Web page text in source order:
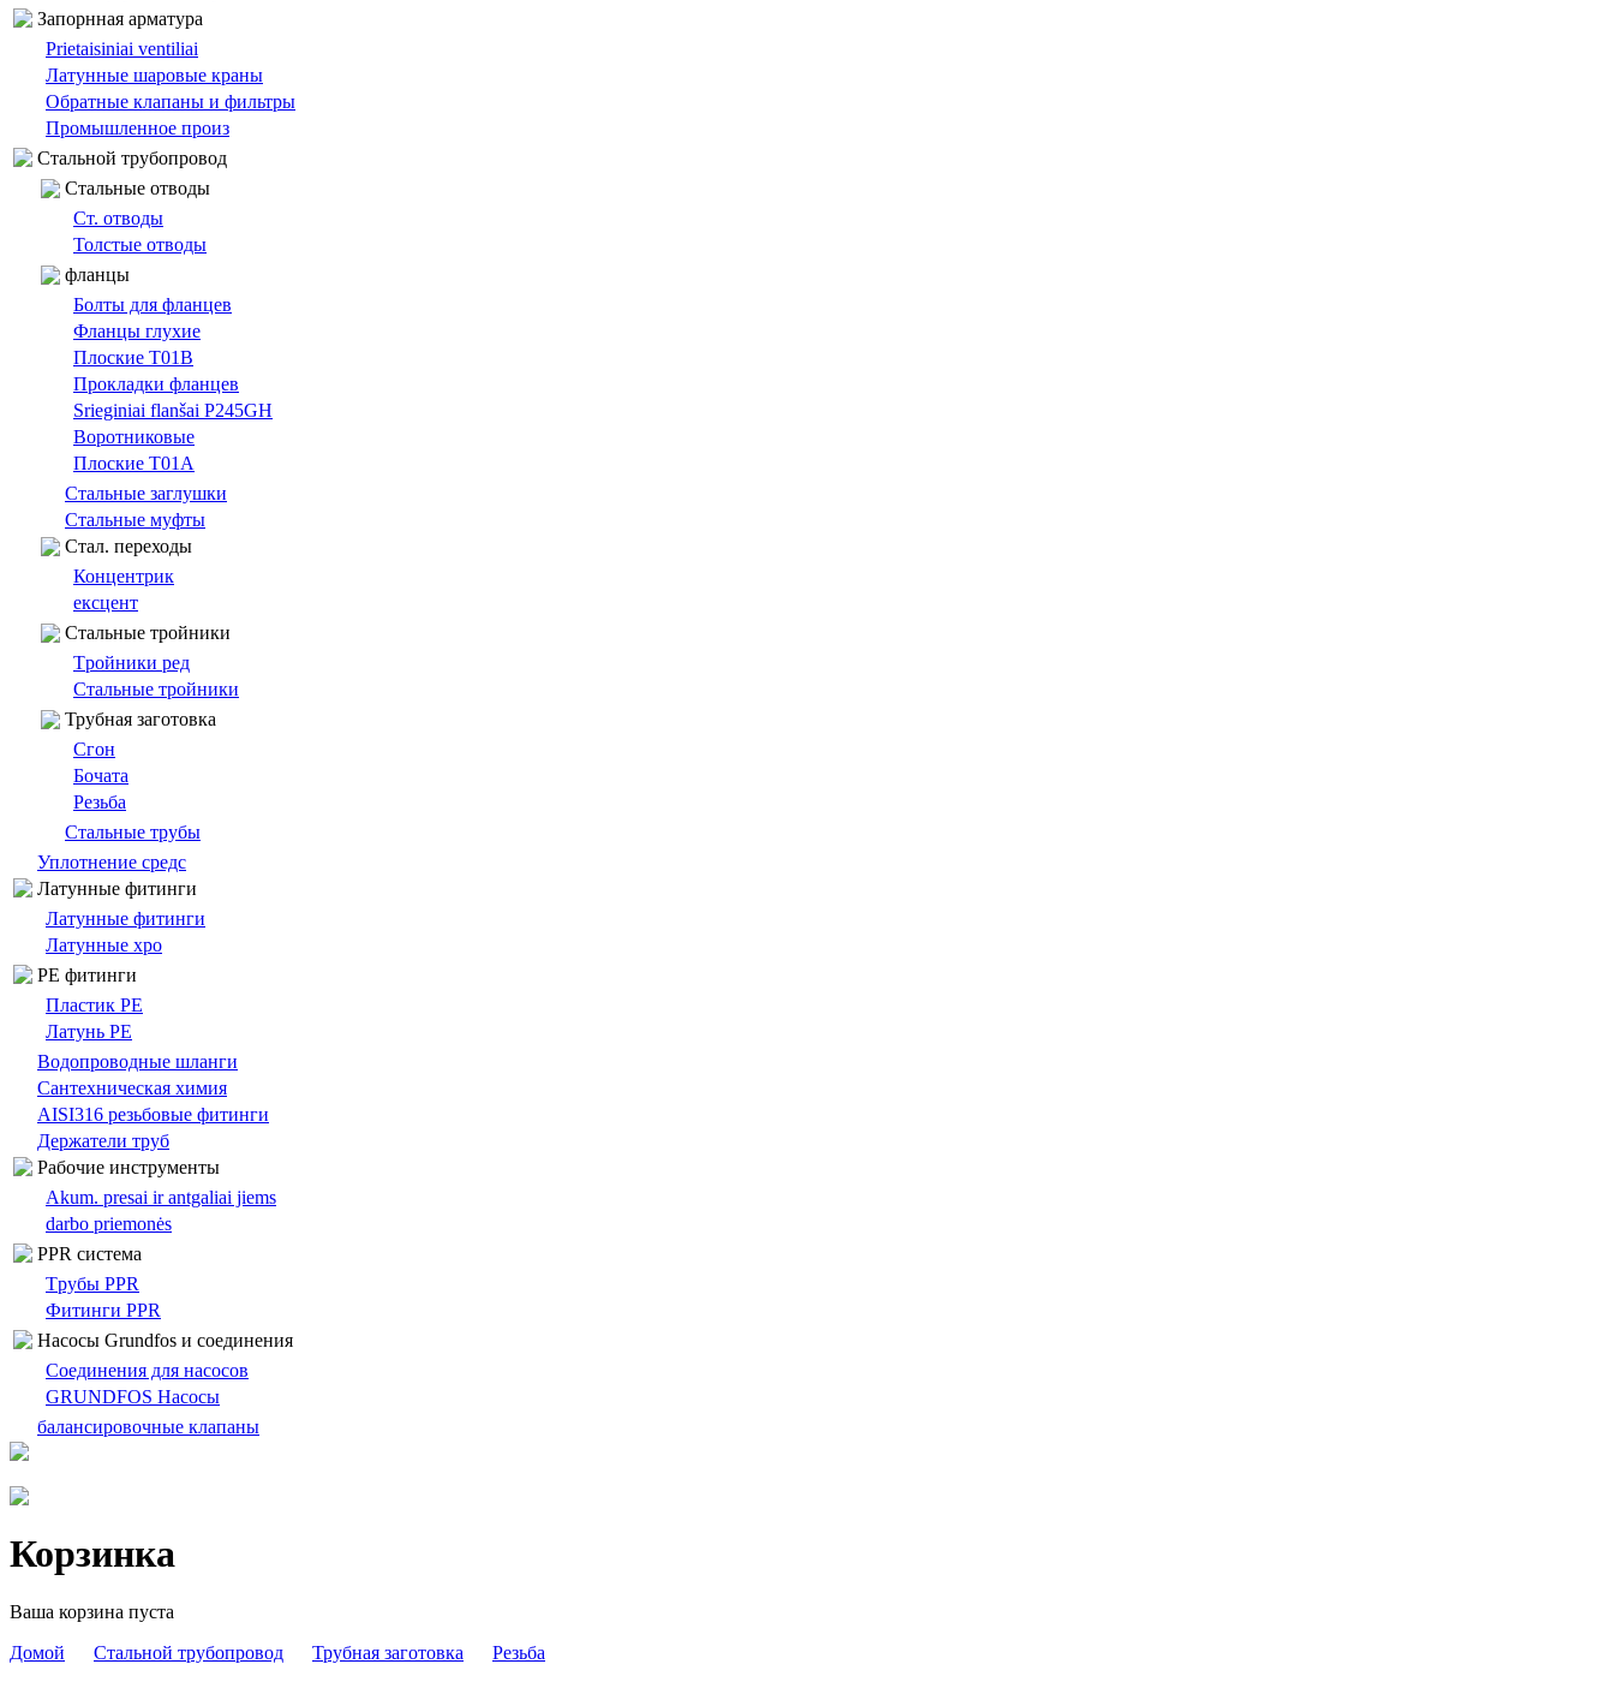
Запорнная арматура
Prietaisiniai ventiliai
Латунные шаровые краны
Обратные клапаны и фильтры
Промышленное произ
Cтальной трубопровод
Cтальные oтводы
Ст. отводы
Толстые oтводы
фланцы
Болты для фланцев
Фланцы глухие
Плоские T01B
Прокладки фланцев
Srieginiai flanšai P245GH
Bоротниковыe
Плоские T01A
Cтальные заглушки
Стальные муфты
Cтал. переходы
Концентрик
ексцент
Стальные тройники
Tройники ред
Стальные тройники
Трубная заготовка
Сгон
Бочата
Резьбa
Стальные трубы
Уплотнение средс
Латунные фитинги
Латунные фитинги
Латунные хро
PE фитинги
Пластик PE
Латунь PE
Bодопроводныe шланги
Сантехническая химия
AISI316 резьбовые фитинги
Держатели труб
Pабочие инструменты
Akum. presai ir antgaliai jiems
darbo priemonės
PPR система
Tрубы PPR
Фитинги PPR
Насосы Grundfos и соединения
Cоединения для насосов
GRUNDFOS Насосы
балансировочныe клапаны
Корзинка
Ваша корзина пуста
Домой
Cтальной трубопровод Трубная заготовка Резьбa